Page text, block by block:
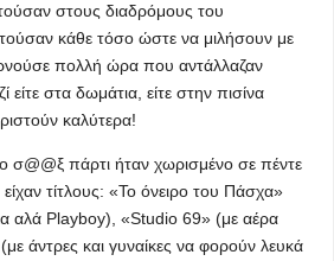
στους διαδρόμους του
κάθε τόσο ώστε να μιλήσουν με
πολλή ώρα που αντάλλαζαν
είτε στα δωμάτια, είτε στην πισίνα
καλύτερα!
σ@@ξ πάρτι ήταν χωρισμένο σε πέντε
τίτλους: «Το όνειρο του Πάσχα»
αλά Playboy), «Studio 69» (με αέρα
άντρες και γυναίκες να φορούν λευκά